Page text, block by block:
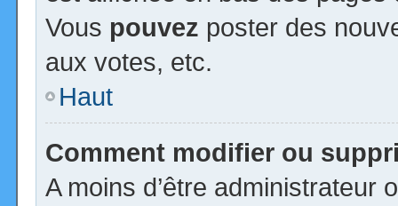
Vous pouvez poster des
aux votes, etc.
Haut
Comment modifier ou
A moins d’être administrateur